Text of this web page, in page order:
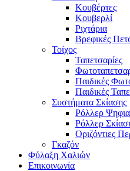
Κουβέρτες
Κουβερλί
Ριχτάρια
Βρεφικές
Τοίχος
Ταπετσαρίες
Παιδικές
Παιδικές
Συστήματα Σκίασης
Ρόλλερ
Ρόλλερ
Οριζόντιες
Γκαζόν
Φύλαξη Χαλιών
Επικοινωνία